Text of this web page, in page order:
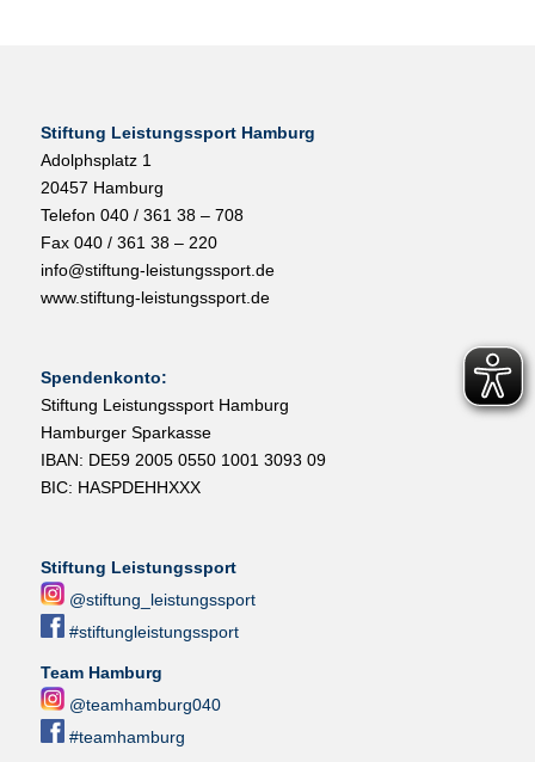
Stiftung Leistungssport Hamburg
Adolphsplatz 1
20457 Hamburg
Telefon 040 / 361 38 – 708
Fax 040 / 361 38 – 220
info@stiftung-leistungssport.de
www.stiftung-leistungssport.de
Spendenkonto:
Stiftung Leistungssport Hamburg
Hamburger Sparkasse
IBAN: DE59 2005 0550 1001 3093 09
BIC: HASPDEHHXXX
Stiftung Leistungssport
@stiftung_leistungssport
#stiftungleistungssport
Team Hamburg
@teamhamburg040
#teamhamburg